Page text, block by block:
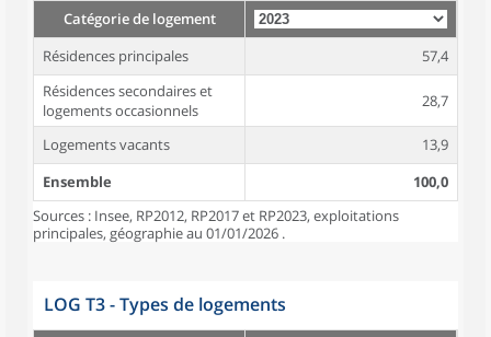
Catégorie de logement
Résidences principales
57,4
Résidences secondaires et
logements occasionnels
28,7
Logements vacants
13,9
Ensemble
100,0
Sources : Insee, RP2012, RP2017 et RP2023, exploitations
principales, géographie au 01/01/2026 .
LOG T3 - Types de logements